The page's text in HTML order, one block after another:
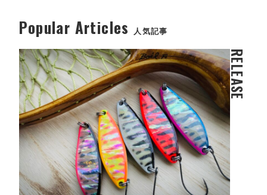
Popular Articles 人気記事
RELEASE